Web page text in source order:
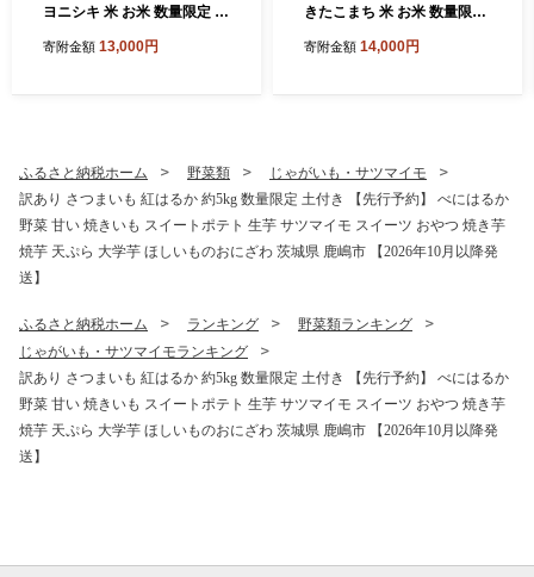
ヨニシキ 米 お米 数量限定 単
白米 弁当 こめ おこめ kome
寄附金額 13,000円
きたこまち 米 お米 数量限定
0kg 米10kg 白米 弁当 こめ
嶋市
寄附金額 14,000円
ふるさと納税ホーム 野菜類
じゃがいも・サツマイモ
訳あり さつまいも 紅はるか 約5kg 数量限定 土付き 【先行予約】 べにはるか
野菜 甘い 焼きいも スイートポテト 生芋 サツマイモ スイーツ おやつ 焼き芋
焼芋 天ぷら 大学芋 ほしいものおにざわ 茨城県 鹿嶋市 【2026年10月以降発
送】
ふるさと納税ホーム ランキング
野菜類ランキング
じゃがいも・サツマイモランキング
訳あり さつまいも 紅はるか 約5kg 数量限定 土付き 【先行予約】 べにはるか
野菜 甘い 焼きいも スイートポテト 生芋 サツマイモ スイーツ おやつ 焼き芋
焼芋 天ぷら 大学芋 ほしいものおにざわ 茨城県 鹿嶋市 【2026年10月以降発
送】